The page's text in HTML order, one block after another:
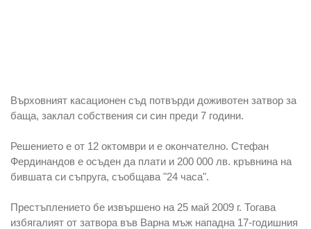
Върховният касационен съд потвърди доживотен затвор за
баща, заклал собствения си син преди 7 години.
Решението е от 12 октомври и е окончателно. Стефан
Фердинандов е осъден да плати и 200 000 лв. кръвнина на
бившата си съпруга, съобщава "24 часа".
Престъплението бе извършено на 25 май 2009 г. Тогава
избягалият от затвора във Варна мъж нападна 17-годишния